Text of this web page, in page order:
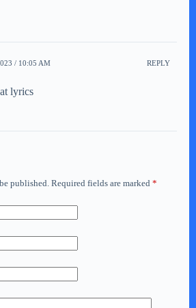
/ 10:05 AM REPLY
lyrics
published. Required fields are marked *